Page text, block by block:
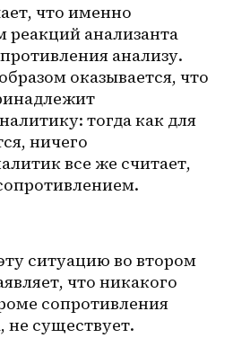
что именно
реакций анализанта
анализу.
оказывается, что
тогда как для
ничего
все же считает,
ситуацию во втором
что никакого
сопротивления
не существует.